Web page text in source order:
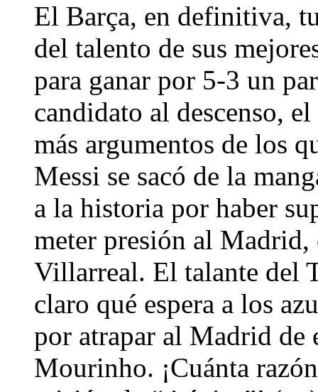
El Barça, en definitiva,
del talento de sus
para ganar por 5-3 un
candidato al descenso,
más argumentos de los
Messi se sacó de la
a la historia por haber
meter presión al Madrid,
Villarreal. El talante del
claro qué espera a los
por atrapar al Madrid de
Mourinho. ¡Cuánta